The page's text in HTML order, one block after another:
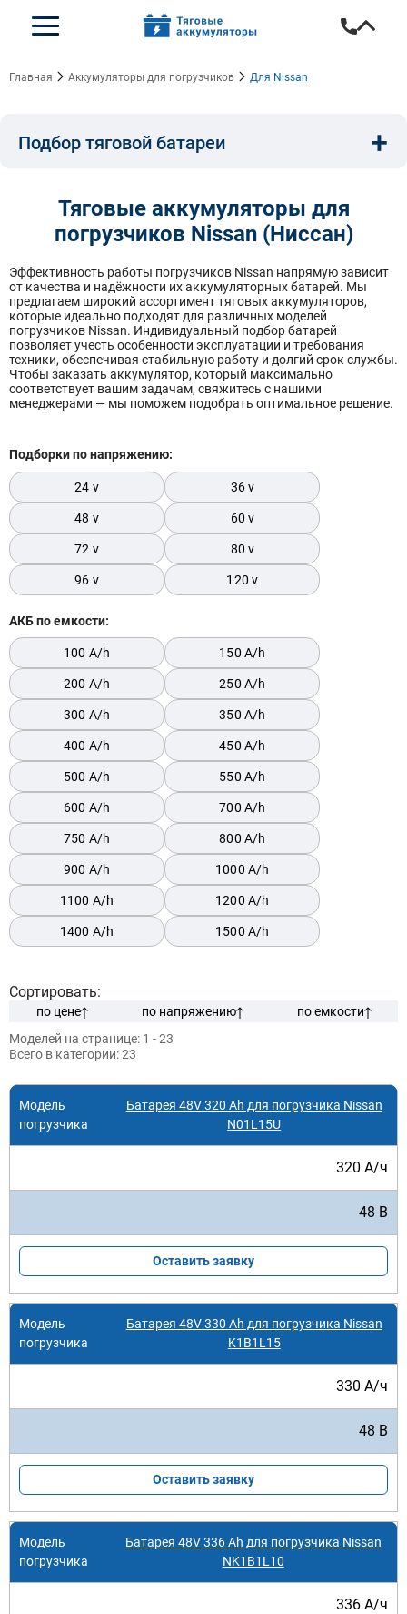
Главная Аккумуляторы для погрузчиков Для Nissan
Подбор тяговой батареи
Длина, мм: Высота, мм:
Бренд техники:
Модель:
Сначала выберите бренд
Подобрать
Очистить подбор
+
Тяговые аккумуляторы для
погрузчиков Nissan (Ниссан)
Эффективность работы погрузчиков Nissan напрямую зависит
от качества и надёжности их аккумуляторных батарей. Мы
предлагаем широкий ассортимент тяговых аккумуляторов,
которые идеально подходят для различных моделей
погрузчиков Nissan. Индивидуальный подбор батарей
позволяет учесть особенности эксплуатации и требования
техники, обеспечивая стабильную работу и долгий срок службы.
Чтобы заказать аккумулятор, который максимально
соответствует вашим задачам, свяжитесь с нашими
менеджерами — мы поможем подобрать оптимальное решение.
Подборки по напряжению:
24 v 36 v
48 v 60 v
72 v 80 v
96 v 120 v
АКБ по емкости:
100 A/h 150 A/h
200 A/h 250 A/h
300 A/h 350 A/h
400 A/h 450 A/h
500 A/h 550 A/h
600 A/h 700 A/h
750 A/h 800 A/h
900 A/h 1000 A/h
1100 A/h 1200 A/h
1400 A/h 1500 A/h
Сортировать:
по цене по напряжению
по емкости
Моделей на странице: 1 - 23
Всего в категории:23
Батарея 48V 320 Ah для погрузчика Nissan
N01L15U
320 А/ч
48 В
Оставить заявку
Батарея 48V 330 Ah для погрузчика Nissan
K1B1L15
330 А/ч
48 В
Оставить заявку
Батарея 48V 336 Ah для погрузчика Nissan
NK1B1L10
336 А/ч